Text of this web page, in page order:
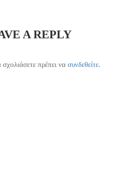
A REPLY
σχολιάσετε πρέπει να συνδεθείτε.